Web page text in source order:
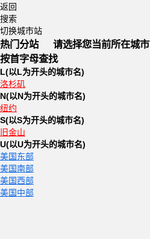
返回
搜索
切换城市站
热门分站 请选择您当前所在城市
按首字母查找
L(以L为开头的城市名)
洛杉矶
N(以N为开头的城市名)
纽约
S(以S为开头的城市名)
旧金山
U(以U为开头的城市名)
美国东部
美国南部
美国西部
美国中部